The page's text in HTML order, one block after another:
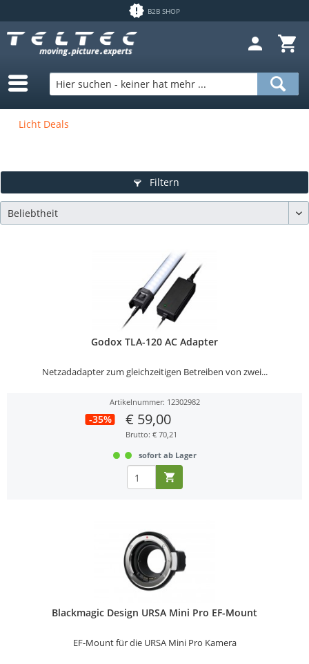
B2B SHOP
Licht Deals
Filtern
Godox TLA-120 AC Adapter
Netzadadapter zum gleichzeitigen Betreiben von zwei...
Artikelnummer: 12302982
-35% € 59,00
Brutto: € 70,21
sofort ab Lager
Blackmagic Design URSA Mini Pro EF-Mount
EF-Mount für die URSA Mini Pro Kamera